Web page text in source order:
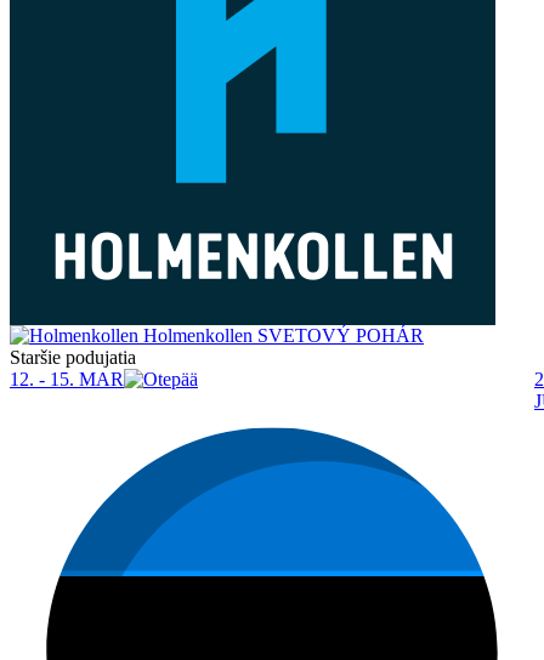
Holmenkollen SVETOVÝ POHÁR
Staršie podujatia
12. - 15. MAR